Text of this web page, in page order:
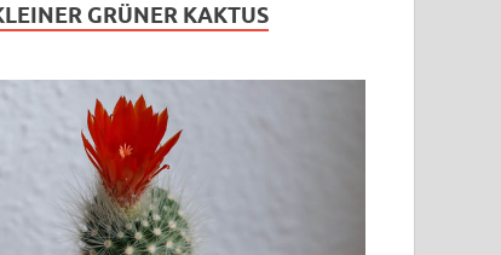
GRÜNER KAKTUS